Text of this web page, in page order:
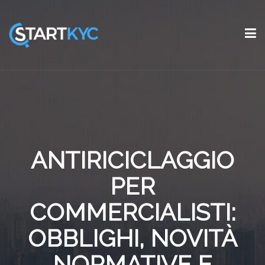
ANTIRICICLAGGIO
PER
COMMERCIALISTI:
OBBLIGHI, NOVITÀ